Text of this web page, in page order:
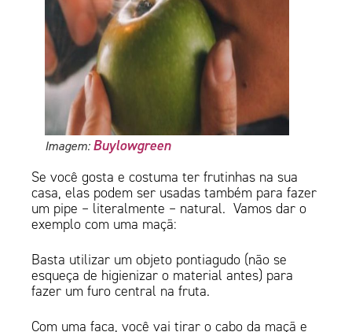
Imagem: Buylowgreen
Se você gosta e costuma ter frutinhas na sua
casa, elas podem ser usadas também para fazer
um pipe – literalmente – natural. Vamos dar o
exemplo com uma maçã:
Basta utilizar um objeto pontiagudo (não se
esqueça de higienizar o material antes) para
fazer um furo central na fruta.
Com uma faca, você vai tirar o cabo da maçã e